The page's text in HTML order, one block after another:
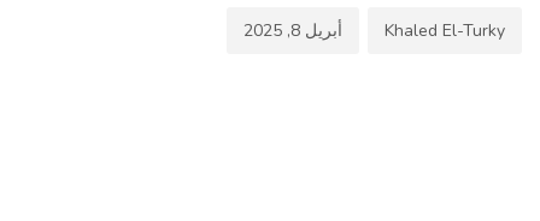
Khaled El-Turky أبريل 8, 2025